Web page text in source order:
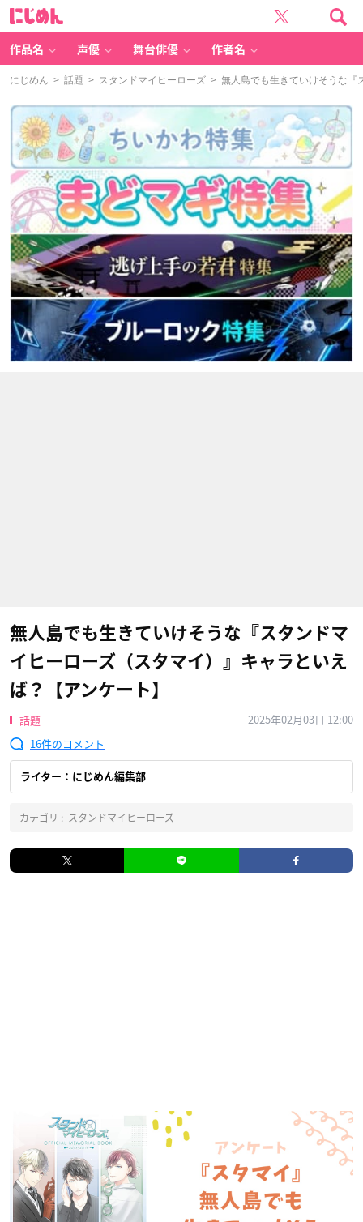
作品名 声優 舞台俳優 作者名
にじめん > 話題 > スタンドマイヒーローズ > 無人島でも生きていけそうな『
無人島でも生きていけそうな『スタンドマ
イヒーローズ（スタマイ）』キャラといえ
ば？【アンケート】
話題
2025年02月03日 12:00
16
ライター：にじめん編集部
カテゴリ : スタンドマイヒーローズ